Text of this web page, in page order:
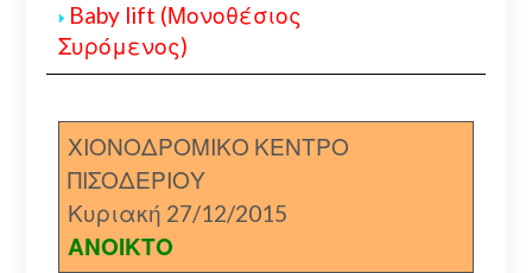
Baby lift (Μονοθέσιος
Συρόμενος)
ΧΙΟΝΟΔΡΟΜΙΚΟ ΚΕΝΤΡΟ
ΠΙΣΟΔΕΡΙΟΥ
Κυριακή 27/12/2015
ΑΝΟΙΚΤΟ